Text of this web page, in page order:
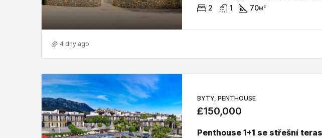
2
1 70м²
4 dny ago
BYTY, PENTHOUSE
£150,000